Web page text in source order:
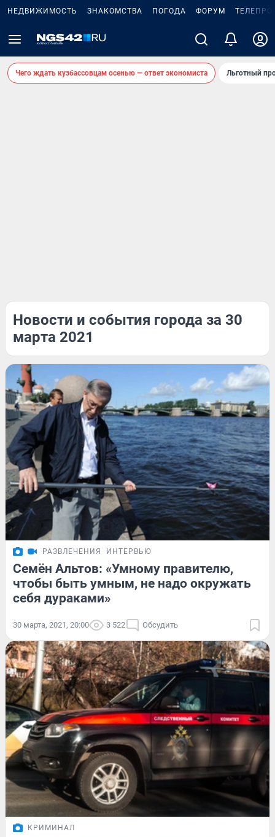
НЕДВИЖИМОСТЬ ЗНАКОМСТВА ПОГОДА ФОРУМ
Чего ждать кузбассовцам осенью — ответ экономиста Льготный
Новости и события города за 30
марта 2021
РАЗВЛЕЧЕНИЯ ИНТЕРВЬЮ
Семён Альтов: «Умному правителю,
чтобы быть умным, не надо окружать
себя дураками»
30 марта, 2021, 20:00 3 522 Обсудить
КРИМИНАЛ